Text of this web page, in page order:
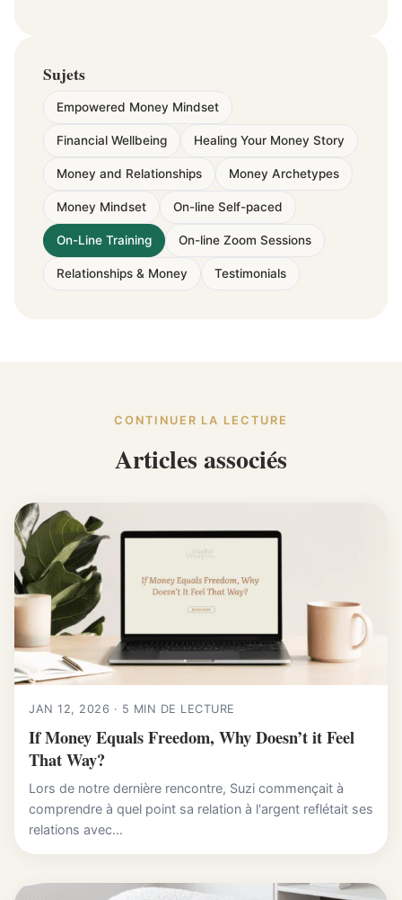
Sujets
Empowered Money Mindset
Financial Wellbeing Healing Your Money Story
Money and Relationships Money Archetypes
Money Mindset On-line Self-paced
On-Line Training On-line Zoom Sessions
Relationships & Money Testimonials
CONTINUER LA LECTURE
Articles associés
JAN 12, 2026 · 5 MIN DE LECTURE
If Money Equals Freedom, Why Doesn’t it Feel
That Way?
Lors de notre dernière rencontre, Suzi commençait à
comprendre à quel point sa relation à l'argent reflétait ses
relations avec...